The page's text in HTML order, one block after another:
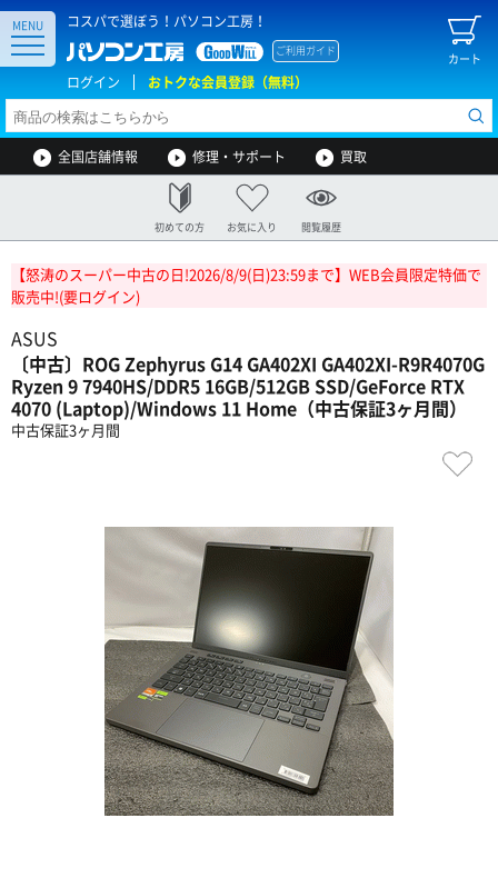
コスパで選ぼう！パソコン工房！
カート
ご利用ガイド
ログイン おトクな会員登録（無料）
MENU
全国店舗情報 修理・サポート 買取
初めての方 お気に入り 閲覧履歴
【怒涛のスーパー中古の日!2026/8/9(日)23:59まで】WEB会員限定特価で
販売中!(要ログイン)
ASUS
〔中古〕ROG Zephyrus G14 GA402XI GA402XI-R9R4070G
Ryzen 9 7940HS/DDR5 16GB/512GB SSD/GeForce RTX
4070 (Laptop)/Windows 11 Home（中古保証3ヶ月間）
中古保証3ヶ月間